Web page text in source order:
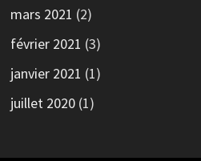
mars 2021 (2)
février 2021 (3)
janvier 2021 (1)
juillet 2020 (1)